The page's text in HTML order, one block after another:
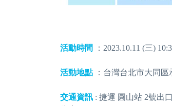
活動時間 ：2023.10.11 (三)
活動地點 ：台灣台北市大同
交通資訊 : 捷運 圓山站 2號出